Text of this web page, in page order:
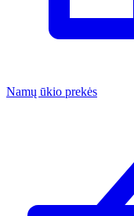
Namų ūkio prekės